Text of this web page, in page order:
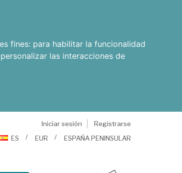
fines: para habilitar la funcionalidad
las interacciones de
Iniciar sesión
Registrarse
ES
EUR ESPAÑA PENINSULAR